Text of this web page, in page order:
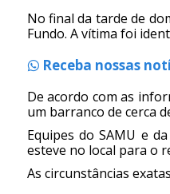
No final da tarde de
Fundo. A vítima foi
Receba nossas
De acordo com as
um barranco de cerca
Equipes do SAMU e
esteve no local para o
As circunstâncias